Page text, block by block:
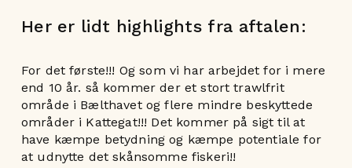
Her er lidt highlights fra aftalen:
For det første!!! Og som vi har arbejdet for i mere
end 10 år. så kommer der et stort trawlfrit
område i Bælthavet og flere mindre beskyttede
områder i Kattegat!!! Det kommer på sigt til at
have kæmpe betydning og kæmpe potentiale for
at udnytte det skånsomme fiskeri!!